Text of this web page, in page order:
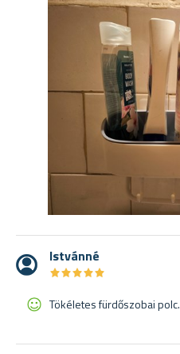
Istvánné
★★★★★
★★★★★
Tökéletes fürdőszobai polc.